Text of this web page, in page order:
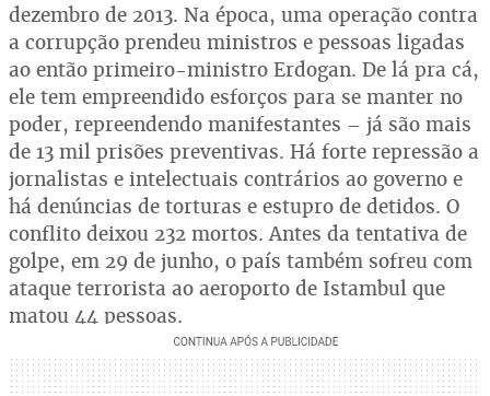
dezembro de 2013. Na época, uma operação contra
a corrupção prendeu ministros e pessoas ligadas
ao então primeiro-ministro Erdogan. De lá pra cá,
ele tem empreendido esforços para se manter no
poder, repreendendo manifestantes – já são mais
de 13 mil prisões preventivas. Há forte repressão a
jornalistas e intelectuais contrários ao governo e
há denúncias de torturas e estupro de detidos. O
conflito deixou 232 mortos. Antes da tentativa de
golpe, em 29 de junho, o país também sofreu com
ataque terrorista ao aeroporto de Istambul que
matou 44 pessoas.